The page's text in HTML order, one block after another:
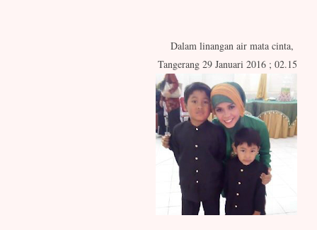
Dalam linangan air mata cinta,
Tangerang 29 Januari 2016 ; 02.15